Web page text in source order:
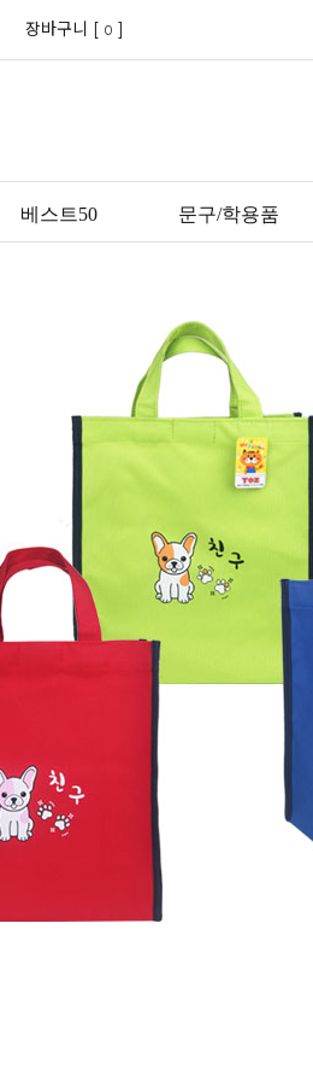
장바구니 [ 0 ]
베스트50 문구/학용품